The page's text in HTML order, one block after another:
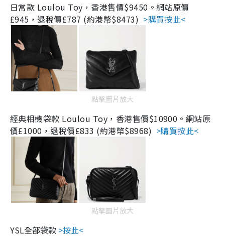
日常款 Loulou Toy， 香港售價$9450。網站原價
£945， 退稅價£787 (約港幣$8473) >購買按此<
點擊圖片放大
經典相機袋款 Loulou Toy， 香港售價$10900。 網站原
價£1000， 退稅價£833 (約港幣$8968) >購買按此<
點擊圖片放大
YSL全部袋款 >按此<